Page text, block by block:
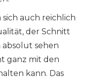
auch reichlich
der Schnitt
absolut sehen
ganz mit den
kann. Das